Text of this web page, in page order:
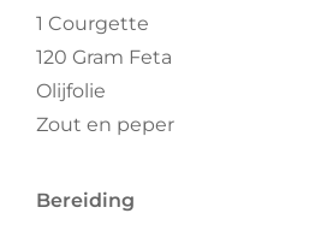
1 Courgette
120 Gram Feta
Olijfolie
Zout en peper
Bereiding